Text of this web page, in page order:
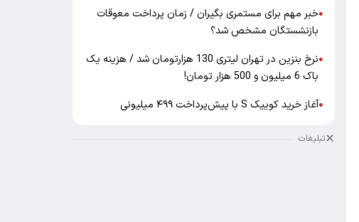
●خبر مهم برای مستمری بگیران / زمان پرداخت معوقات
بازنشستگان مشخص شد؟
●
نرخ بنزین در تهران لیتری 130 هزارتومان شد / هزینه یک
باک 6 میلیون و 500 هزار تومان!
●آغاز خرید کوییک S با پیش‌پرداخت ۴۹۹ میلیونی
تبلیغات